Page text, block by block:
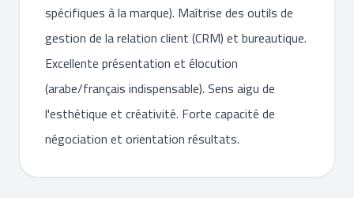
spécifiques à la marque). Maîtrise des outils de
gestion de la relation client (CRM) et bureautique.
Excellente présentation et élocution
(arabe/français indispensable). Sens aigu de
l'esthétique et créativité. Forte capacité de
négociation et orientation résultats.